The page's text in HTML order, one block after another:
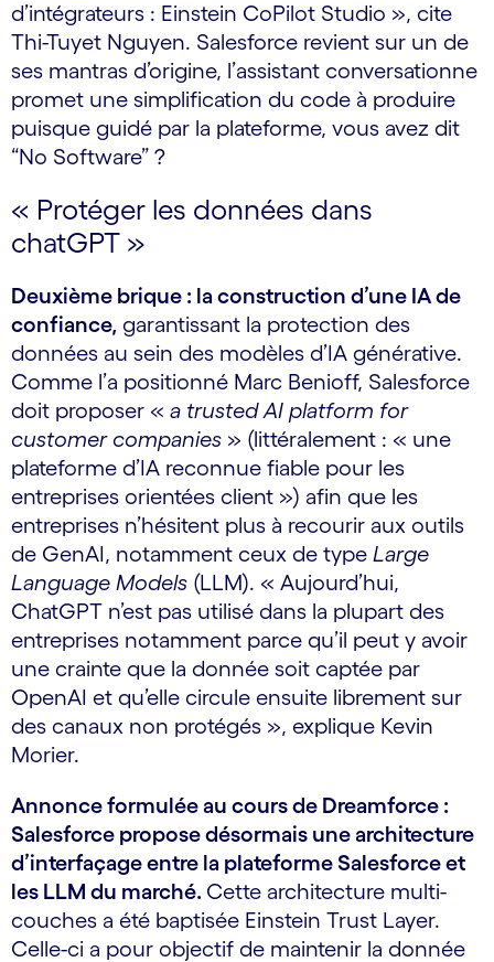
d’intégrateurs : Einstein CoPilot Studio », cite
Thi-Tuyet Nguyen. Salesforce revient sur un de
ses mantras d’origine, l’assistant conversationne
promet une simplification du code à produire
puisque guidé par la plateforme, vous avez dit
“No Software” ?
« Protéger les données dans
chatGPT »
Deuxième brique : la construction d’une IA de
confiance, garantissant la protection des
données au sein des modèles d’IA générative.
Comme l’a positionné Marc Benioff, Salesforce
doit proposer « a trusted AI platform for
customer companies » (littéralement : « une
plateforme d’IA reconnue fiable pour les
entreprises orientées client ») afin que les
entreprises n’hésitent plus à recourir aux outils
de GenAI, notamment ceux de type Large
Language Models (LLM). « Aujourd’hui,
ChatGPT n’est pas utilisé dans la plupart des
entreprises notamment parce qu’il peut y avoir
une crainte que la donnée soit captée par
OpenAI et qu’elle circule ensuite librement sur
des canaux non protégés », explique Kevin
Morier.
Annonce formulée au cours de Dreamforce :
Salesforce propose désormais une architecture
d’interfaçage entre la plateforme Salesforce et
les LLM du marché. Cette architecture multi-
couches a été baptisée Einstein Trust Layer.
Celle-ci a pour objectif de maintenir la donnée